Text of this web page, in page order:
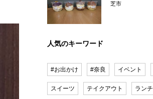
芝市
人気のキーワード
#お出かけ #奈良 イベント
スイーツ テイクアウト ランチ